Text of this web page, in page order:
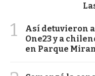
1
Así detuvieron
One23 y a
en Parque